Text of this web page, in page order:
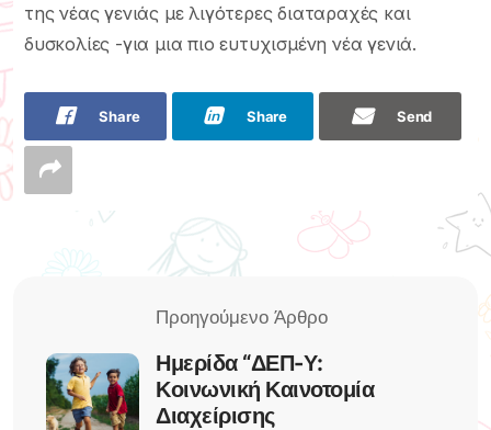
της νέας γενιάς με λιγότερες διαταραχές και
δυσκολίες -για μια πιο ευτυχισμένη νέα γενιά.
Share Share Send
Ημερίδα “ΔΕΠ-Υ:
Κοινωνική Καινοτομία
Διαχείρισης